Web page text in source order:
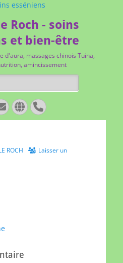
Roch - soins
et bien-être
d'aura, massages chinois Tuina,
amincissement
Site
web
Tél
ROCH
Laisser un